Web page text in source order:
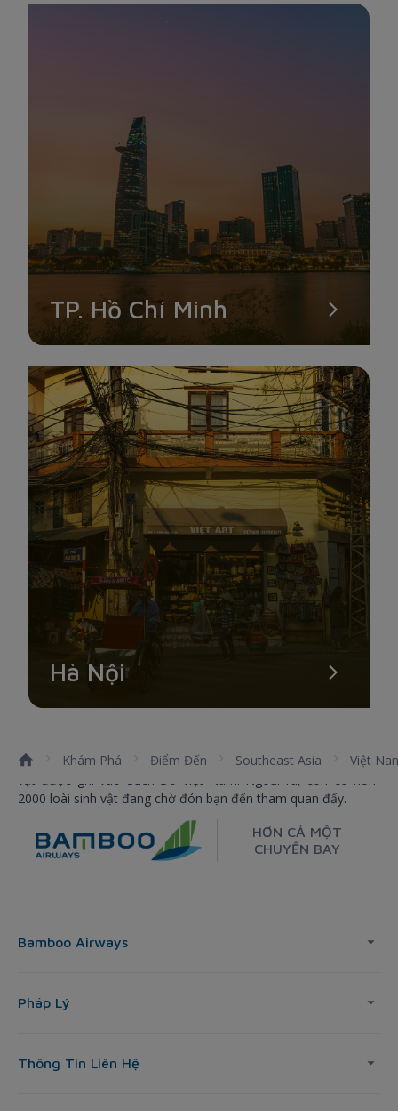
Vân Sơn Tự Núi Một là ngôi chùa duy nhất trên trong danh
sách địa điểm du lịch Côn Đảo nổi tiếng này. Ngôi chùa sở
hữu hai hướng nhìn ra biển và hai hướng trông lên núi. Vừa
bước vào cổng, bạn sẽ thấy ngay tượng Phật Mẹ Quan Âm
sừng sững. Đi sâu vào bên trong là nhiều bức tượng Phật lớn
nhỏ được chạm trổ cầu kì. Dạo quanh một vòng Vân Sơn Tự
Núi Một, du khách sẽ cảm nhận được lối kiến trúc xưa thời Lý
Trần cổ kính và uy nghiêm. Với không gian rộng lớn cùng góc
nhìn cực đỉnh, đây là địa điểm check-in tuyệt vời cho bạn đấy!
VƯỜN QUỐC GIA CÔN ĐẢO
Sở hữu diện tích gần 6000 héc-ta trên cạn và 14.000 héc-ta
dưới nước, Vườn Quốc Gia Côn Đảo ra đời từ ba thập kỷ
trước. Nơi đây vẫn giữ được vẻ đẹp nguyên thuỷ do ít sự tác
và gỗ quý hiếm. Nơi đây cũng là nơi sinh sống của nhiều động
vật được ghi vào Sách Đỏ Việt Nam. Ngoài ra, còn có hơn
2000 loài sinh vật đang chờ đón bạn đến tham quan đấy.
TP. Hồ Chí Minh
Hà Nội
Khám Phá Điểm Đến Southeast Asia Việt
HƠN CẢ MỘT
CHUYẾN BAY
Bamboo Airways
Pháp Lý
Thông Tin Liên Hệ